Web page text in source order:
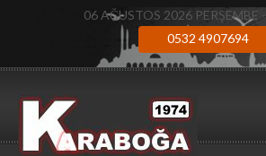
06 AĞUSTOS 2026 PERŞEMBE -
0532 4907694